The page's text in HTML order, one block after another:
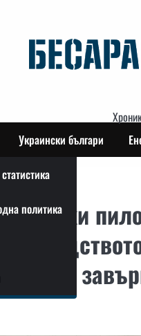
политика
Украински българи
сили,